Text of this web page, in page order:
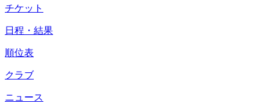
チケット
日程・結果
順位表
クラブ
ニュース